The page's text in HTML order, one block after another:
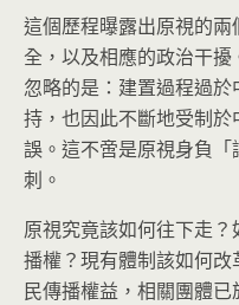
這個歷程曝露出原視的
全，以及相應的政治干
忽略的是：建置過程過
持，也因此不斷地受制
誤。這不啻是原視身負
刺。
原視究竟該如何往下走
播權？現有體制該如何
民傳播權益，相關團體